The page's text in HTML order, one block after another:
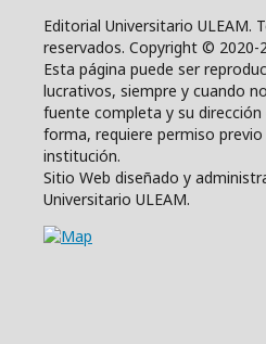
Editorial Universitario ULEAM.
reservados. Copyright © 2020-
Esta página puede ser
lucrativos, siempre y cuando
fuente completa y su
forma, requiere permiso
institución.
Sitio Web diseñado y
Universitario ULEAM.